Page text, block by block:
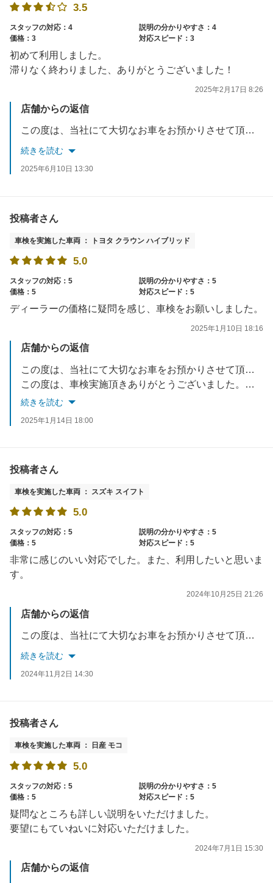
3.5
スタッフの対応：4
説明の分かりやすさ：4
価格：3
対応スピード：3
初めて利用しました。
滞りなく終わりました、ありがとうございました！
2025年2月17日 8:26
店舗からの返信
この度は、当社にて大切なお車をお預かりさせて頂き、誠に有難うございました。今後も当社を気持ちよくご利用頂けるよう、接客・技術向上に向け訓練して参ります。また半年毎のアフターフォロー（点検）もさせて頂いていますので、お気軽にお立ち寄りくださいませ。この度は、当社の車検をご利用頂き、誠にありがとうございました。
続きを読む
2025年6月10日 13:30
投稿者さん
車検を実施した車両 ： トヨタ クラウン ハイブリッド
5.0
スタッフの対応：5
説明の分かりやすさ：5
価格：5
対応スピード：5
ディーラーの価格に疑問を感じ、車検をお願いしました。
2025年1月10日 18:16
店舗からの返信
この度は、当社にて大切なお車をお預かりさせて頂き誠に有難うございました。高評価まで頂きありがとうございます。お車がとても綺麗で大事にされているのが、伝わりました！今後もお客様に喜んで頂けるような、接客・技術の向上を目指して参ります。またご相談事等あれば、お気軽にお越しくださいませ。
この度は、車検実施頂きありがとうございました。スタッフ一同
続きを読む
2025年1月14日 18:00
投稿者さん
車検を実施した車両 ： スズキ スイフト
5.0
スタッフの対応：5
説明の分かりやすさ：5
価格：5
対応スピード：5
非常に感じのいい対応でした。また、利用したいと思いま
す。
2024年10月25日 21:26
店舗からの返信
この度は、当社にて大切なお車をお預かりさせて頂き、誠に有難うございました。高評価まで頂き本当にありがとうございます。今後も当社を気持ちよくご利用頂けるよう、接客・技術向上に向け訓練して参ります。また相談事あればお気軽にお立ち寄りくださいませ。この度は、当社の車検をご利用頂き、誠にありがとうございました。
続きを読む
2024年11月2日 14:30
投稿者さん
車検を実施した車両 ： 日産 モコ
5.0
スタッフの対応：5
説明の分かりやすさ：5
価格：5
対応スピード：5
疑問なところも詳しい説明をいただけました。
要望にもていねいに対応いただけました。
2024年7月1日 15:30
店舗からの返信